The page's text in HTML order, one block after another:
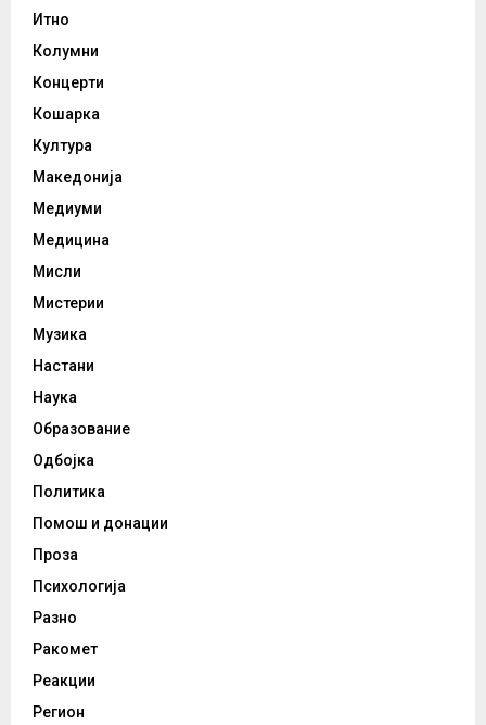
Итно
Колумни
Концерти
Кошарка
Култура
Македонија
Медиуми
Медицина
Мисли
Мистерии
Музика
Настани
Наука
Образование
Одбојка
Политика
Помош и донации
Проза
Психологија
Разно
Ракомет
Реакции
Регион